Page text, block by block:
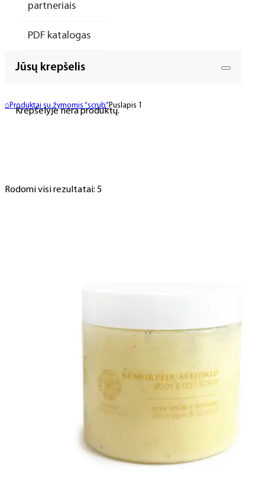
partneriais
PDF katalogas
Jūsų krepšelis
Krepšelyje nėra produktų.
⌂ Produktai su žymomis “scrub” Puslapis 1
Rodomi visi rezultatai: 5